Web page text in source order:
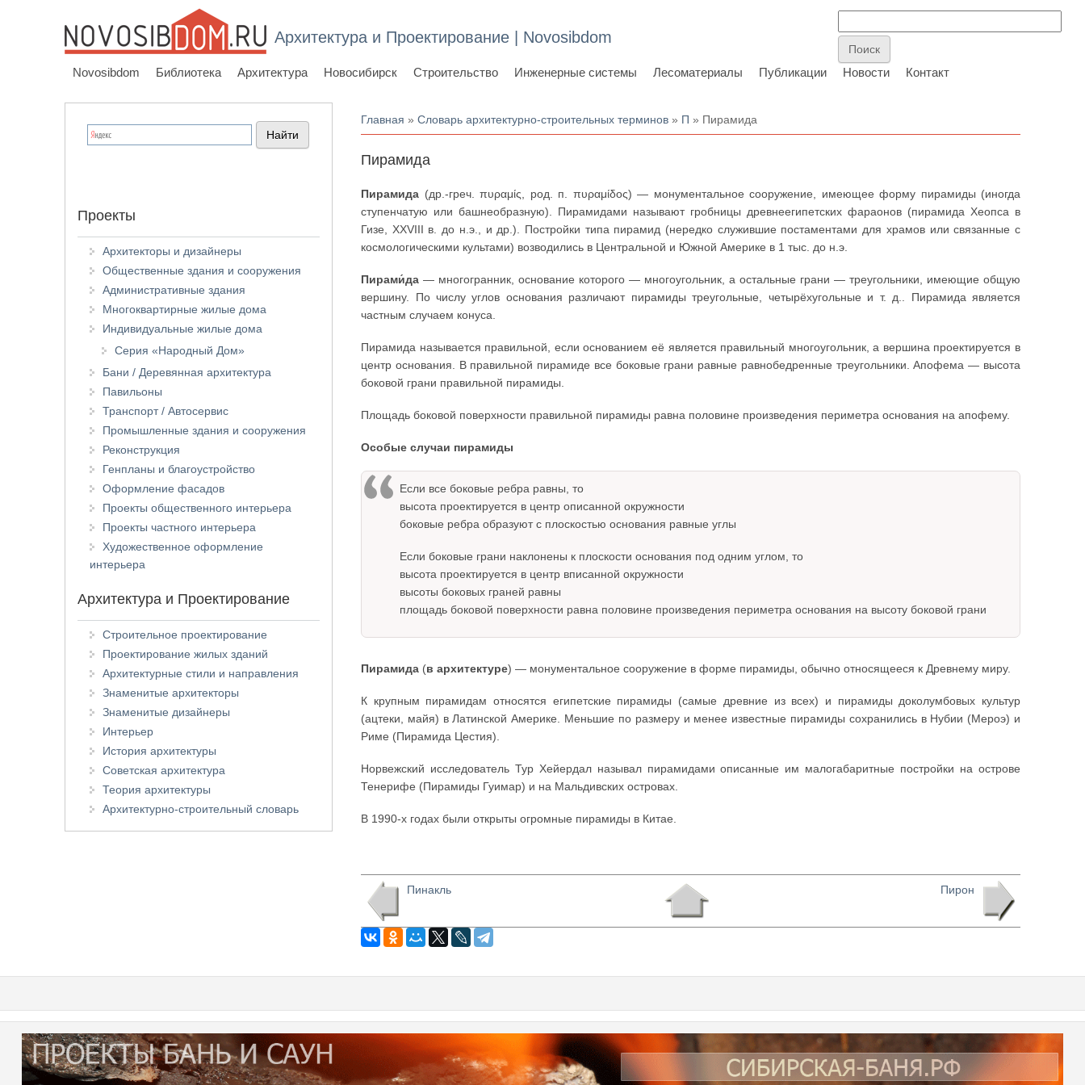
Архитектура и Проектирование | Novosibdom
Novosibdom Библиотека Архитектура Новосибирск Строительство Инженерные системы Лесоматериалы Публикации Новости Контакт
Вы здесь
Главная »Словарь архитектурно-строительных терминов » П » Пирамида
Пирамида
Пирамида (др.-греч. πυραμίς, род. п. πυραμίδος) — монументальное сооружение, имеющее форму пирамиды (иногда
ступенчатую или башнеобразную). Пирамидами называют гробницы древнеегипетских фараонов (пирамида Хеопса в
Гизе, XXVIII в. до н.э., и др.). Постройки типа пирамид (нередко служившие постаментами для храмов или связанные с
космологическими культами) возводились в Центральной и Южной Америке в 1 тыс. до н.э.
Пирами́да — многогранник, основание которого — многоугольник, а остальные грани — треугольники, имеющие общую
вершину. По числу углов основания различают пирамиды треугольные, четырёхугольные и т. д.. Пирамида является
частным случаем конуса.
Пирамида называется правильной, если основанием её является правильный многоугольник, а вершина проектируется в
центр основания. В правильной пирамиде все боковые грани равные равнобедренные треугольники. Апофема — высота
боковой грани правильной пирамиды.
Площадь боковой поверхности правильной пирамиды равна половине произведения периметра основания на апофему.
Особые случаи пирамиды
Если все боковые ребра равны, то
высота проектируется в центр описанной окружности
боковые ребра образуют с плоскостью основания равные углы
Если боковые грани наклонены к плоскости основания под одним углом, то
высота проектируется в центр вписанной окружности
высоты боковых граней равны
площадь боковой поверхности равна половине произведения периметра основания на высоту боковой грани
Пирамида (в архитектуре) — монументальное сооружение в форме пирамиды, обычно относящееся к Древнему миру.
К крупным пирамидам относятся египетские пирамиды (самые древние из всех) и пирамиды доколумбовых культур
(ацтеки, майя) в Латинской Америке. Меньшие по размеру и менее известные пирамиды сохранились в Нубии (Мероэ) и
Риме (Пирамида Цестия).
Норвежский исследователь Тур Хейердал называл пирамидами описанные им малогабаритные постройки на острове
Тенерифе (Пирамиды Гуимар) и на Мальдивских островах.
В 1990-х годах были открыты огромные пирамиды в Китае.
Пинакль Пирон
Проекты
Архитекторы и дизайнеры
Общественные здания и сооружения
Административные здания
Многоквартирные жилые дома
Индивидуальные жилые дома
Серия «Народный Дом»
Бани / Деревянная архитектура
Павильоны
Транспорт / Автосервис
Промышленные здания и сооружения
Реконструкция
Генпланы и благоустройство
Оформление фасадов
Проекты общественного интерьера
Проекты частного интерьера
Художественное оформление
интерьера
Архитектура и Проектирование
Строительное проектирование
Проектирование жилых зданий
Архитектурные стили и направления
Знаменитые архитекторы
Знаменитые дизайнеры
Интерьер
История архитектуры
Советская архитектура
Теория архитектуры
Архитектурно-строительный словарь